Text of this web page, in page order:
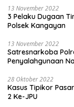
13 November 2022
3 Pelaku Dugaan
Polsek Kangayan
13 November 2022
Satresnarkoba
Penyalahgunaan
28 Oktober 2022
Kasus Tipikor
2 Ke-JPU